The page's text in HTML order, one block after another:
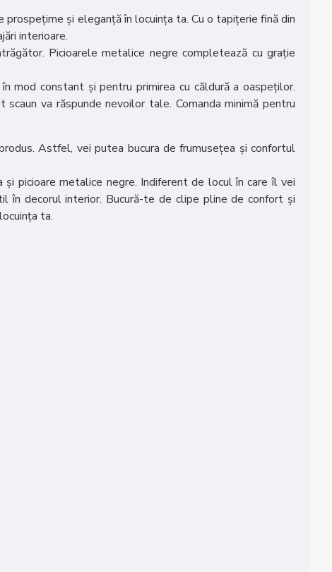
și eleganță în locuința ta. Cu o tapițerie fină din
interioare.
Picioarele metalice negre completează cu grație
constant și pentru primirea cu căldură a oaspeților.
va răspunde nevoilor tale. Comanda minimă pentru
Astfel, vei putea bucura de frumusețea și confortul
picioare metalice negre. Indiferent de locul în care îl vei
în decorul interior. Bucură-te de clipe pline de confort și
ta.